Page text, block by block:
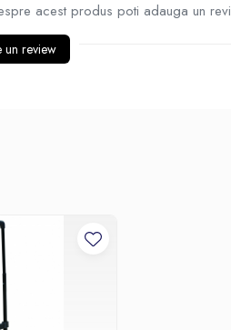
acest produs poti adauga un
un review